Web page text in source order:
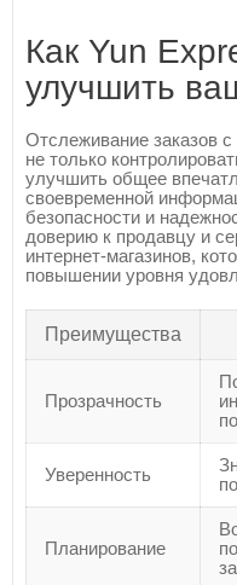
Как Yun
улучшить
Отслеживание заказов
не только
улучшить общее
своевременной
безопасности и
доверию к продавцу и
интернет-магазинов,
повышении уровня
Преимущества
Прозрачность
Уверенность
Планирование